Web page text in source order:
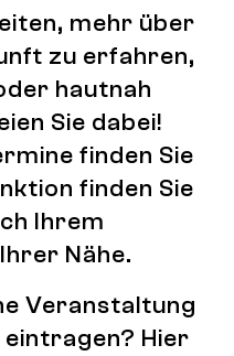
mehr über
zu erfahren,
hautnah
Sie dabei!
finden Sie
finden Sie
Ihrem
Nähe.
Veranstaltung
eintragen? Hier